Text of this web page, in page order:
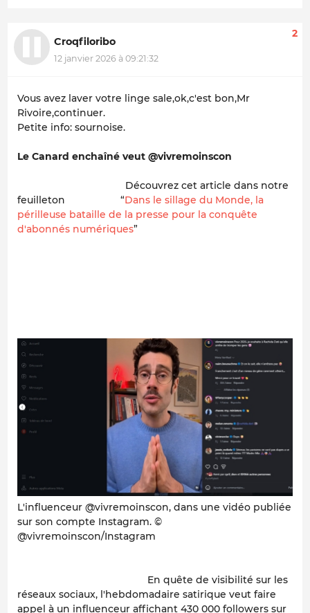
Croqfiloribo
12 janvier 2026 à 09:21:32
2
Vous avez laver votre linge sale,ok,c'est bon,Mr
Rivoire,continuer.
Petite info: sournoise.
Le Canard enchaîné veut @vivremoinscon
Découvrez cet article dans notre
feuilleton “Dans le sillage du Monde, la
périlleuse bataille de la presse pour la conquête
d'abonnés numériques”
L'influenceur @vivremoinscon, dans une vidéo publiée
sur son compte Instagram. ©
@vivremoinscon/Instagram
En quête de visibilité sur les
réseaux sociaux, l'hebdomadaire satirique veut faire
appel à un influenceur affichant 430 000 followers sur